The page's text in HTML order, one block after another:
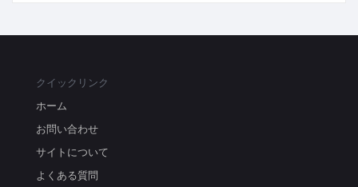
クイックリンク
ホーム
お問い合わせ
サイトについて
よくある質問